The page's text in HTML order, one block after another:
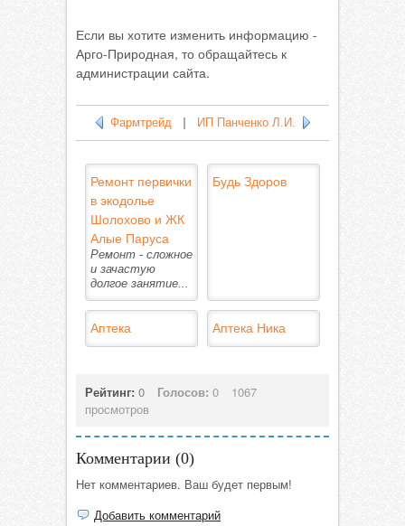
Если вы хотите изменить информацию -
Арго-Природная, то обращайтесь к
администрации сайта.
Фармтрейд| ИП Панченко Л.И.
Ремонт первички
в экодолье
Шолохово и ЖК
Алые Паруса
Ремонт - сложное
и зачастую
долгое занятие...
Будь Здоров
Аптека Аптека Ника
Рейтинг: 0 Голосов: 0
1067
просмотров
Комментарии (0)
Нет комментариев. Ваш будет первым!
Добавить комментарий